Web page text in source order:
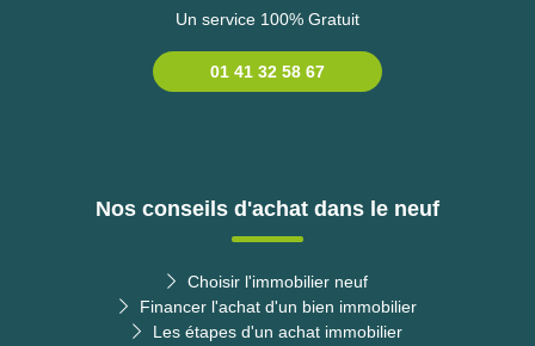
Un service 100% Gratuit
01 41 32 58 67
Nos conseils d'achat dans le neuf
Choisir l'immobilier neuf
Financer l'achat d'un bien immobilier
Les étapes d'un achat immobilier